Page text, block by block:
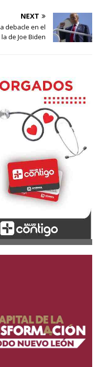
NEXT
debacle en el
de Joe Biden